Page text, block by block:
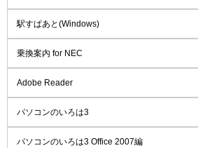
駅すぱあと(Windows)
乗換案内 for NEC
Adobe Reader
パソコンのいろは3
パソコンのいろは3 Office 2007編